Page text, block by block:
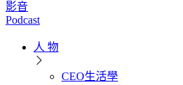
影音
Podcast
人 物
CEO生活學